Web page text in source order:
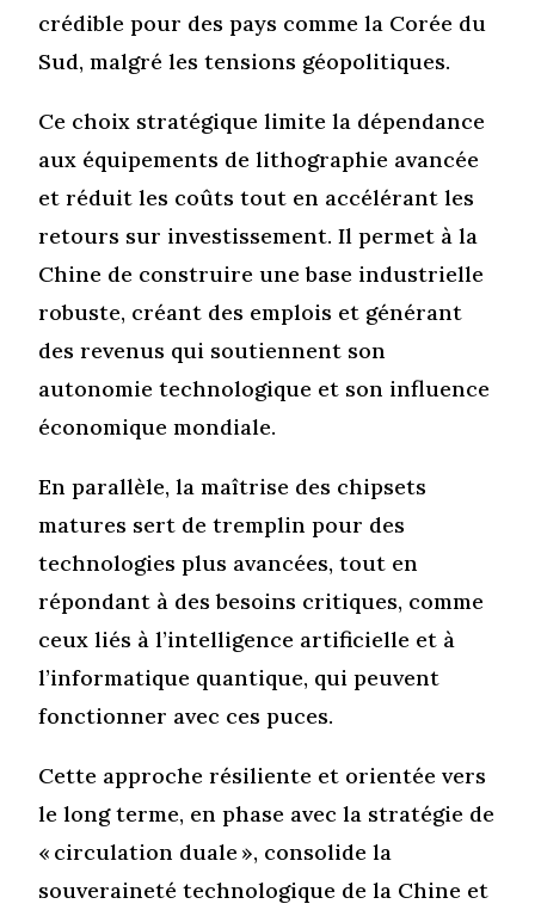
crédible pour des pays comme la Corée du
Sud, malgré les tensions géopolitiques.
Ce choix stratégique limite la dépendance
aux équipements de lithographie avancée
et réduit les coûts tout en accélérant les
retours sur investissement. Il permet à la
Chine de construire une base industrielle
robuste, créant des emplois et générant
des revenus qui soutiennent son
autonomie technologique et son influence
économique mondiale.
En parallèle, la maîtrise des chipsets
matures sert de tremplin pour des
technologies plus avancées, tout en
répondant à des besoins critiques, comme
ceux liés à l’intelligence artificielle et à
l’informatique quantique, qui peuvent
fonctionner avec ces puces.
Cette approche résiliente et orientée vers
le long terme, en phase avec la stratégie de
« circulation duale », consolide la
souveraineté technologique de la Chine et